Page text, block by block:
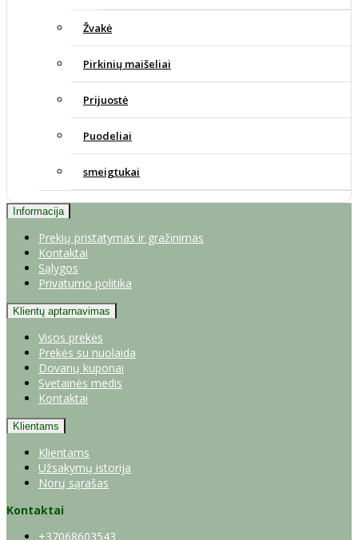
Žvakė
Pirkinių maišeliai
Prijuostė
Puodeliai
smeigtukai
Informacija
Prekių pristatymas ir gražinimas
Kontaktai
Sąlygos
Privatumo politika
Klientų aptarnavimas
Visos prekės
Prekės su nuolaida
Dovanų kuponai
Svetainės medis
Kontaktai
Klientams
Klientams
Užsakymų istorija
Norų sąrašas
Kontaktai
+37068603543